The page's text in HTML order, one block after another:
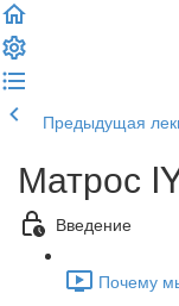
Предыдущая
Матрос
Введение
Почему